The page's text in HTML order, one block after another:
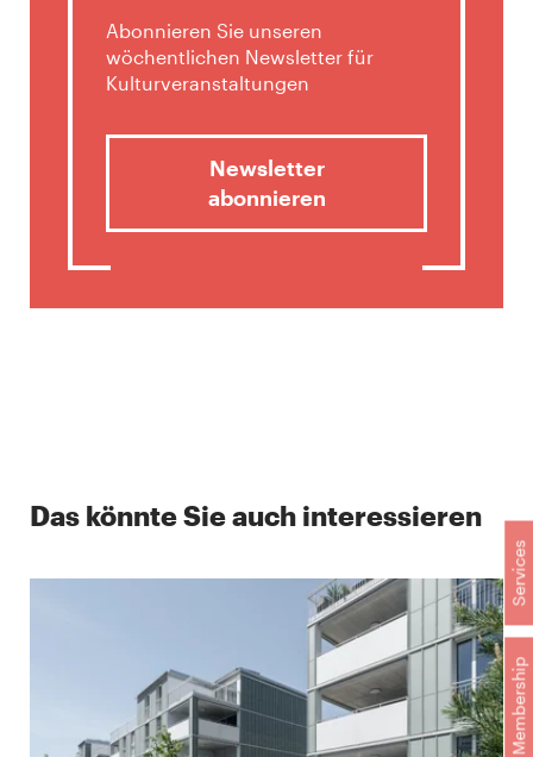
Membership
Services
Abonnieren Sie unseren
wöchentlichen Newsletter für
Kulturveranstaltungen
Newsletter
abonnieren
Das könnte Sie auch interessieren